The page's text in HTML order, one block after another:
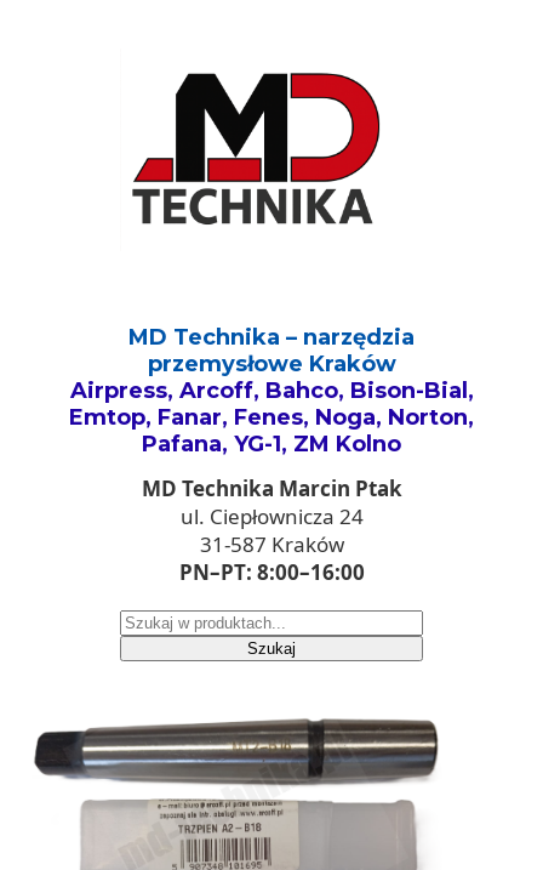
MD Technika – narzędzia
przemysłowe Kraków
Airpress, Arcoff, Bahco, Bison-Bial,
Emtop, Fanar, Fenes, Noga, Norton,
Pafana, YG-1, ZM Kolno
MD Technika Marcin Ptak
ul. Ciepłownicza 24
31-587 Kraków
PN–PT: 8:00–16:00
Szukaj